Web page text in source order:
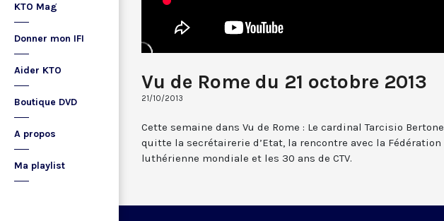
KTO Mag
Donner mon IFI
Aider KTO
Boutique DVD
A propos
Ma playlist
Vu de Rome du 21 octobre 2013
21/10/2013
Cette semaine dans Vu de Rome : Le cardinal Tarcisio Bertone
quitte la secrétairerie d’Etat, la rencontre avec la Fédération
luthérienne mondiale et les 30 ans de CTV.